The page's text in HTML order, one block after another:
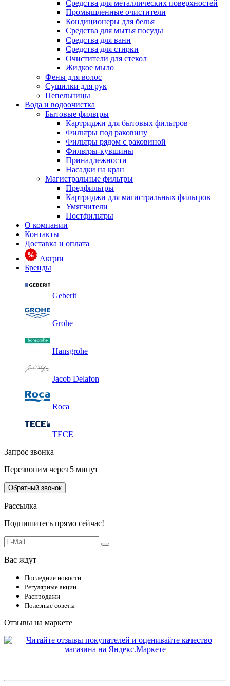
Средства для металлических поверхностей
Промышленные очистители
Кондиционеры для белья
Средства для мытья посуды
Средства для ванн
Средства для стирки
Очистители для стекол
Жидкое мыло
Фены для волос
Сушилки для рук
Пепельницы
Вода и водоочистка
Бытовые фильтры
Картриджи для бытовых фильтров
Фильтры под раковину
Фильтры рядом с раковиной
Фильтры-кувшины
Принадлежности
Насадки на кран
Магистральные фильтры
Предфильтры
Картриджи для магистральных фильтров
Умягчители
Постфильтры
О компании
Контакты
Доставка и оплата
Акции
Бренды
Geberit
Grohe
Hansgrohe
Jacob Delafon
Roca
TECE
Запрос звонка
Перезвоним через 5 минут
Обратный звонок
Рассылка
Подпишитесь прямо сейчас!
Вас ждут
Последние новости
Регулярные акции
Распродажи
Полезные советы
Отзывы на маркете